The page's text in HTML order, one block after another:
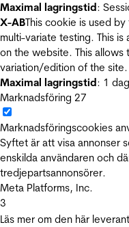
Maximal lagringstid:
X-ABThis cookie is used
multi-variate testing. This
on the website. This
variation/edition of the site.
Maximal lagringstid: 1 dag
Marknadsföring 27
Marknadsföringscookies
Syftet är att visa annonser
enskilda användaren och
tredjepartsannonsörer.
Meta Platforms, Inc.
3
Läs mer om den här